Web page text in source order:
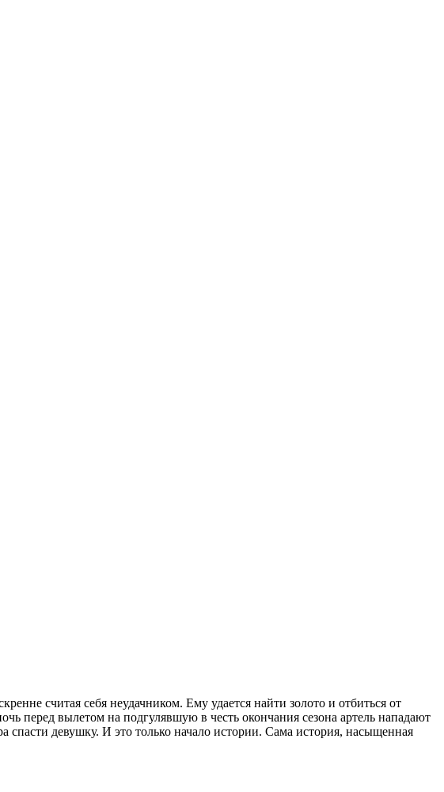
считая себя неудачником. Ему удается найти золото и отбиться от
перед вылетом на подгулявшую в честь окончания сезона артель нападают
спасти девушку. И это только начало истории. Сама история, насыщенная